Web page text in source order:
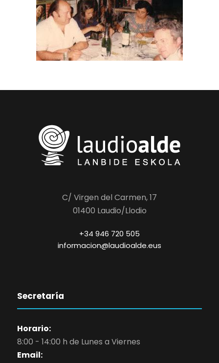
C/ Virgen del Carmen, 17
01400 Laudio/Llodio
+34 946 720 505
informacion@laudioalde.eus
Secretaría
Horario:
8:00 - 14:00 h de Lunes a Viernes
Email: